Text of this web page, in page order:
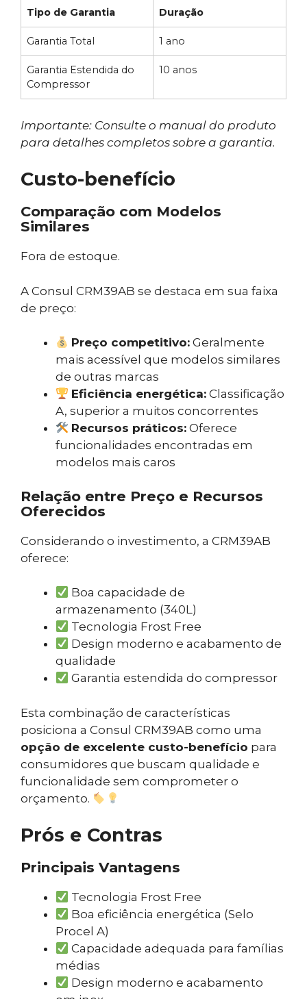
Tipo de Garantia Duração
Garantia Total 1 ano
Garantia Estendida do
Compressor
10 anos
Importante: Consulte o manual do produto
para detalhes completos sobre a garantia.
Custo-benefício
Comparação com Modelos
Similares
Fora de estoque.
A Consul CRM39AB se destaca em sua faixa
de preço:
Preço competitivo: Geralmente
mais acessível que modelos similares
de outras marcas
Eficiência energética: Classificação
A, superior a muitos concorrentes
Recursos práticos: Oferece
funcionalidades encontradas em
modelos mais caros
Relação entre Preço e Recursos
Oferecidos
Considerando o investimento, a CRM39AB
oferece:
Boa capacidade de
armazenamento (340L)
Tecnologia Frost Free
Design moderno e acabamento de
qualidade
Garantia estendida do compressor
Esta combinação de características
posiciona a Consul CRM39AB como uma
opção de excelente custo-benefício para
consumidores que buscam qualidade e
funcionalidade sem comprometer o
orçamento.
Prós e Contras
Principais Vantagens
Tecnologia Frost Free
Boa eficiência energética (Selo
Procel A)
Capacidade adequada para famílias
médias
Design moderno e acabamento